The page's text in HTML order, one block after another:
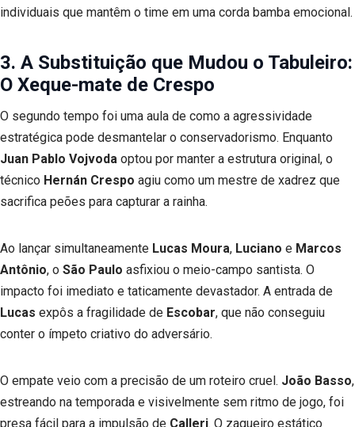
individuais que mantêm o time em uma corda bamba emocional.
3. A Substituição que Mudou o Tabuleiro:
O Xeque-mate de Crespo
O segundo tempo foi uma aula de como a agressividade
estratégica pode desmantelar o conservadorismo. Enquanto
Juan Pablo Vojvoda optou por manter a estrutura original, o
técnico Hernán Crespo agiu como um mestre de xadrez que
sacrifica peões para capturar a rainha.
Ao lançar simultaneamente Lucas Moura, Luciano e Marcos
Antônio, o São Paulo asfixiou o meio-campo santista. O
impacto foi imediato e taticamente devastador. A entrada de
Lucas expôs a fragilidade de Escobar, que não conseguiu
conter o ímpeto criativo do adversário.
O empate veio com a precisão de um roteiro cruel. João Basso,
estreando na temporada e visivelmente sem ritmo de jogo, foi
presa fácil para a impulsão de Calleri. O zagueiro estático